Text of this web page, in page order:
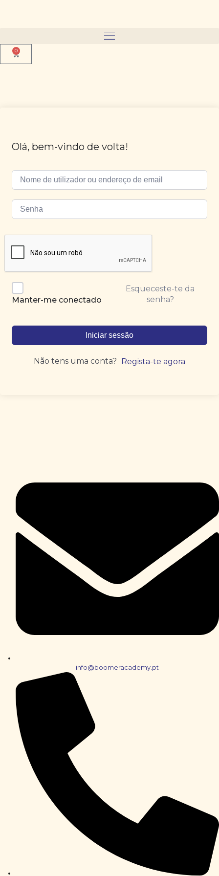
0
Olá, bem-vindo de volta!
Manter-me conectado
Esqueceste-te da
senha?
Iniciar sessão
Não tens uma conta? Regista-te agora
info@boomeracademy.pt